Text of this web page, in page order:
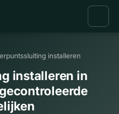
installeren
installeren in